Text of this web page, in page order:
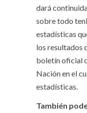
dará
sobre todo
estadísticas
los resultados
boletín oficial
Nación en el
estadísticas.
También